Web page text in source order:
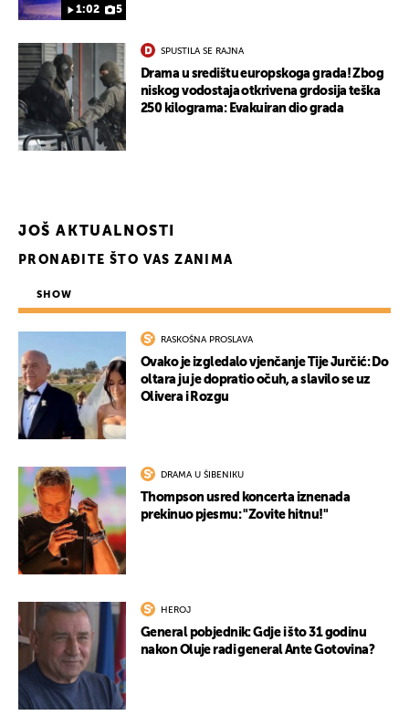
1:02 5
SPUSTILA SE RAJNA
Drama u središtu europskoga grada! Zbog
niskog vodostaja otkrivena grdosija teška
250 kilograma: Evakuiran dio grada
JOŠ AKTUALNOSTI
PRONAĐITE ŠTO VAS ZANIMA
SHOW
RASKOŠNA PROSLAVA
Ovako je izgledalo vjenčanje Tije Jurčić: Do
oltara ju je dopratio očuh, a slavilo se uz
Olivera i Rozgu
DRAMA U ŠIBENIKU
Thompson usred koncerta iznenada
prekinuo pjesmu: "Zovite hitnu!"
HEROJ
General pobjednik: Gdje i što 31 godinu
nakon Oluje radi general Ante Gotovina?